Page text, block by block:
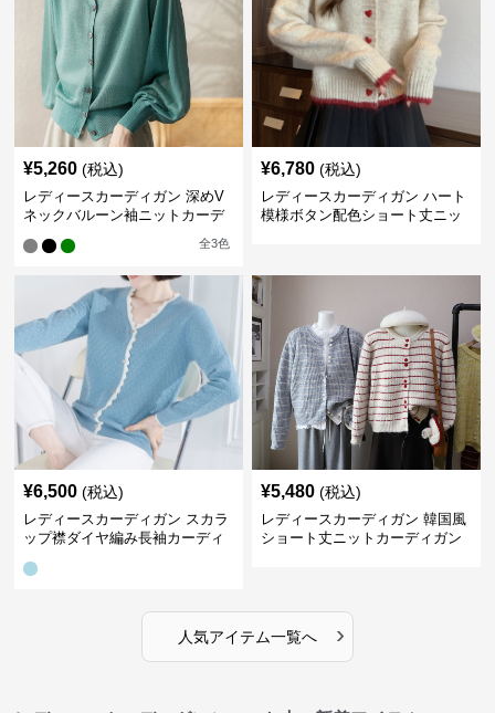
¥5,260 (税込)
レディースカーディガン 深めV
ネックバルーン袖ニットカーデ
全3色
¥6,780 (税込)
レディースカーディガン ハート
模様ボタン配色ショート丈ニッ
¥6,500 (税込)
レディースカーディガン スカラ
ップ襟ダイヤ編み長袖カーディ
¥5,480 (税込)
レディースカーディガン 韓国風
ショート丈ニットカーディガン
人気アイテム一覧へ ›